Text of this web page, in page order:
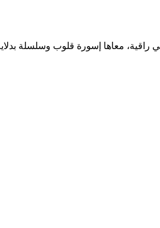
راقية، معاها إسورة قلوب وسلسلة